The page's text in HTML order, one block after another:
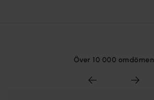
Över 10 000 omdömen